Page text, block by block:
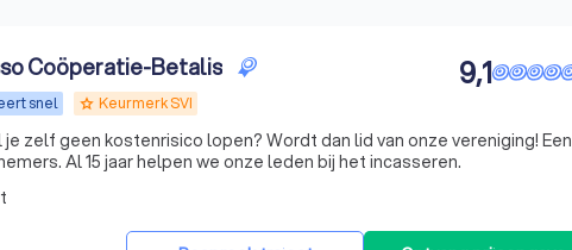
Coöperatie-Betalis
snel grade Keurmerk SVI
9,1
zelf geen kostenrisico lopen? Wordt dan lid van onze vereniging! Een
Al 15 jaar helpen we onze leden bij het incasseren.